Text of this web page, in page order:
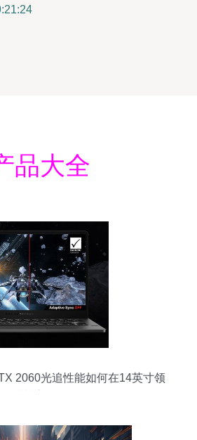
品大全
2060光追性能如何在14英寸领